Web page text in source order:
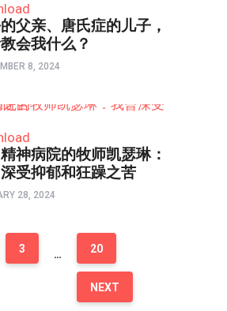
父亲、唐氏症的儿子，
会我什么？
8, 2024
神病院的牧师凯瑟琳：
受抑郁和狂躁之苦
28, 2024
3 … 20
NEXT